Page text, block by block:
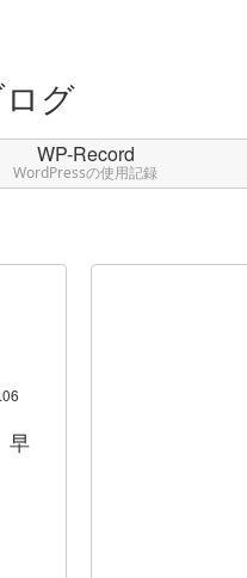
WP-Record
WordPressの使用記録
早